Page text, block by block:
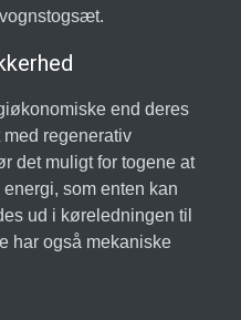
end deres
regenerativ
det muligt for togene at
som enten kan
ud i køreledningen til
har også mekaniske